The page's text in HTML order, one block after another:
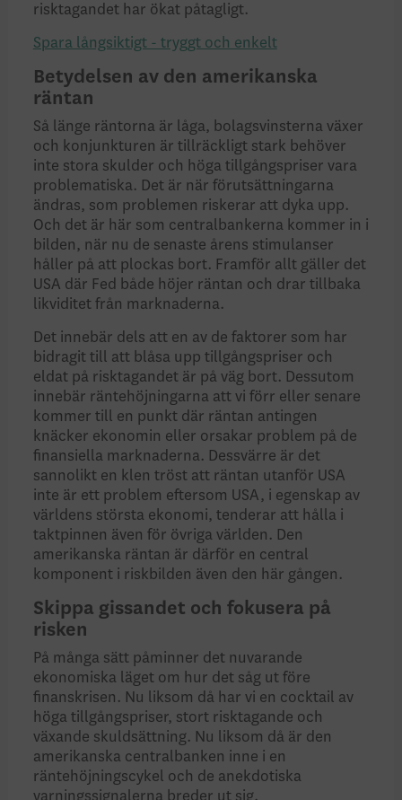
risktagandet har ökat påtagligt.
Spara långsiktigt - tryggt och enkelt
Betydelsen av den amerikanska
räntan
Så länge räntorna är låga, bolagsvinsterna växer
och konjunkturen är tillräckligt stark behöver
inte stora skulder och höga tillgångspriser vara
problematiska. Det är när förutsättningarna
ändras, som problemen riskerar att dyka upp.
Och det är här som centralbankerna kommer in i
bilden, när nu de senaste årens stimulanser
håller på att plockas bort. Framför allt gäller det
USA där Fed både höjer räntan och drar tillbaka
likviditet från marknaderna.
Det innebär dels att en av de faktorer som har
bidragit till att blåsa upp tillgångspriser och
eldat på risktagandet är på väg bort. Dessutom
innebär räntehöjningarna att vi förr eller senare
kommer till en punkt där räntan antingen
knäcker ekonomin eller orsakar problem på de
finansiella marknaderna. Dessvärre är det
sannolikt en klen tröst att räntan utanför USA
inte är ett problem eftersom USA, i egenskap av
världens största ekonomi, tenderar att hålla i
taktpinnen även för övriga världen. Den
amerikanska räntan är därför en central
komponent i riskbilden även den här gången.
Skippa gissandet och fokusera på
risken
På många sätt påminner det nuvarande
ekonomiska läget om hur det såg ut före
finanskrisen. Nu liksom då har vi en cocktail av
höga tillgångspriser, stort risktagande och
växande skuldsättning. Nu liksom då är den
amerikanska centralbanken inne i en
räntehöjningscykel och de anekdotiska